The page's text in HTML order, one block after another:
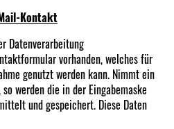
Kontakt
Datenverarbeitung
vorhanden, welches für
genutzt werden kann. Nimmt ein
werden die in der Eingabemaske
und gespeichert. Diese Daten